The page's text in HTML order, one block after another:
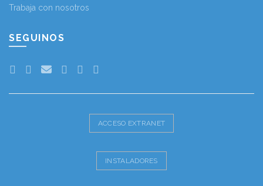
Trabaja con nosotros
SEGUINOS
ACCESO EXTRANET
INSTALADORES